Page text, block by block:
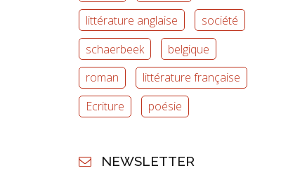
littérature anglaise
société
schaerbeek
belgique
roman
littérature française
Ecriture
poésie
NEWSLETTER